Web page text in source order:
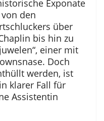
Exponate
den
über
bis hin zu
einer mit
Doch
werden, ist
klarer Fall für
Assistentin